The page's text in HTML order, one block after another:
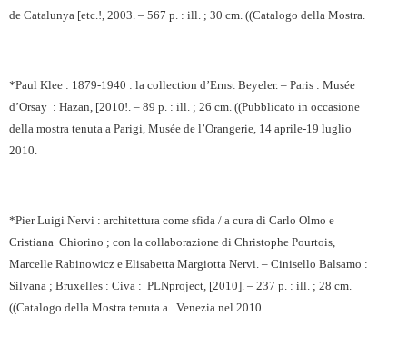
de Catalunya [etc.!, 2003. – 567 p. : ill. ; 30 cm. ((Catalogo della Mostra.
*Paul Klee : 1879-1940 : la collection d’Ernst Beyeler. – Paris : Musée
d’Orsay : Hazan, [2010!. – 89 p. : ill. ; 26 cm. ((Pubblicato in occasione
della mostra tenuta a Parigi, Musée de l’Orangerie, 14 aprile-19 luglio
2010.
*Pier Luigi Nervi : architettura come sfida / a cura di Carlo Olmo e
Cristiana Chiorino ; con la collaborazione di Christophe Pourtois,
Marcelle Rabinowicz e Elisabetta Margiotta Nervi. – Cinisello Balsamo :
Silvana ; Bruxelles : Civa : PLNproject, [2010]. – 237 p. : ill. ; 28 cm.
((Catalogo della Mostra tenuta a
Venezia nel 2010.